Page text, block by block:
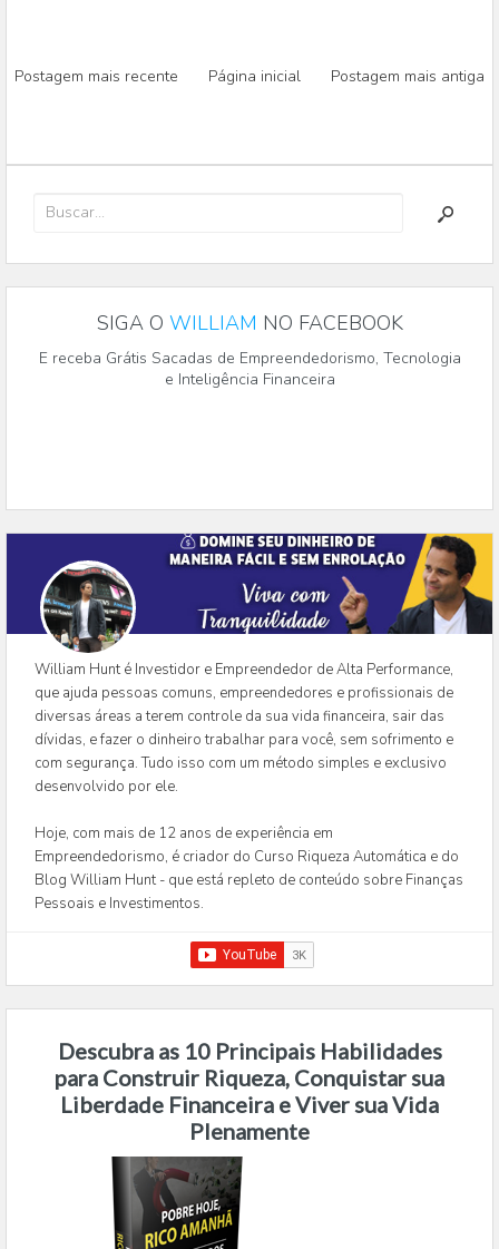
Postagem mais recente Página inicial Postagem mais antiga
SIGA O WILLIAM NO FACEBOOK
E receba Grátis Sacadas de Empreendedorismo, Tecnologia
e Inteligência Financeira
William Hunt é Investidor e Empreendedor de Alta Performance,
que ajuda pessoas comuns, empreendedores e profissionais de
diversas áreas a terem controle da sua vida financeira, sair das
dívidas, e fazer o dinheiro trabalhar para você, sem sofrimento e
com segurança. Tudo isso com um método simples e exclusivo
desenvolvido por ele.
Hoje, com mais de 12 anos de experiência em
Empreendedorismo, é criador do Curso Riqueza Automática e do
Blog William Hunt - que está repleto de conteúdo sobre Finanças
Pessoais e Investimentos.
Descubra as 10 Principais Habilidades
para Construir Riqueza, Conquistar sua
Liberdade Financeira e Viver sua Vida
Plenamente